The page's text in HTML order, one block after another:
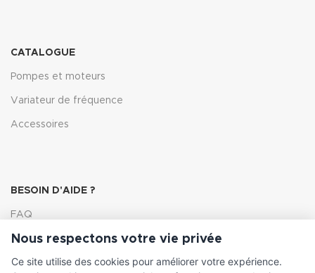
CATALOGUE
Pompes et moteurs
Variateur de fréquence
Accessoires
BESOIN D'AIDE ?
FAQ
Lexique
Comment choisir ma pompe
Nous respectons votre vie privée
Ce site utilise des cookies pour améliorer votre expérience.